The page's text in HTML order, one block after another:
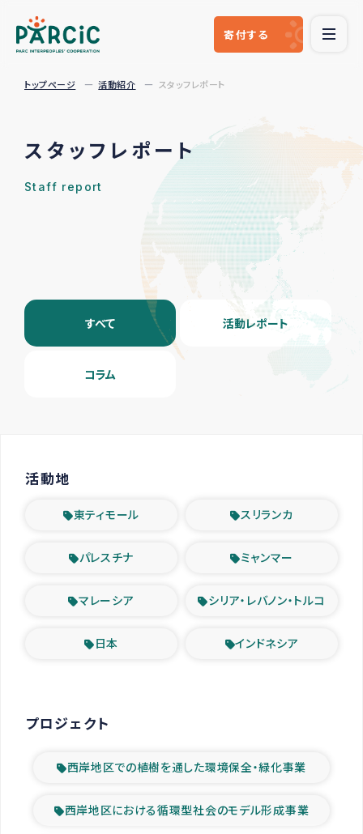
寄付する
トップページ 活動紹介 スタッフレポート
スタッフレポート
Staff report
すべて 活動レポート
コラム
活動地
東ティモール スリランカ
パレスチナ ミャンマー
マレーシア シリア・レバノン・トルコ
日本 インドネシア
プロジェクト
西岸地区での植樹を通した環境保全・緑化事業
西岸地区における循環型社会のモデル形成事業